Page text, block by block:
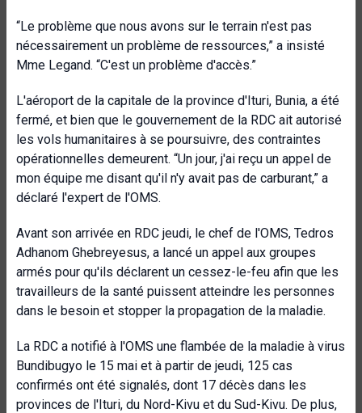
“Le problème que nous avons sur le terrain n'est pas
nécessairement un problème de ressources,” a insisté
Mme Legand. “C'est un problème d'accès.”
L'aéroport de la capitale de la province d'Ituri, Bunia, a été
fermé, et bien que le gouvernement de la RDC ait autorisé
les vols humanitaires à se poursuivre, des contraintes
opérationnelles demeurent. “Un jour, j'ai reçu un appel de
mon équipe me disant qu'il n'y avait pas de carburant,” a
déclaré l'expert de l'OMS.
Avant son arrivée en RDC jeudi, le chef de l'OMS, Tedros
Adhanom Ghebreyesus, a lancé un appel aux groupes
armés pour qu'ils déclarent un cessez-le-feu afin que les
travailleurs de la santé puissent atteindre les personnes
dans le besoin et stopper la propagation de la maladie.
La RDC a notifié à l'OMS une flambée de la maladie à virus
Bundibugyo le 15 mai et à partir de jeudi, 125 cas
confirmés ont été signalés, dont 17 décès dans les
provinces de l'Ituri, du Nord-Kivu et du Sud-Kivu. De plus,